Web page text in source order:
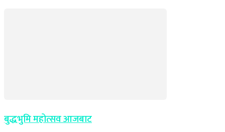
बुद्धभुमि महोत्सव आजबाट